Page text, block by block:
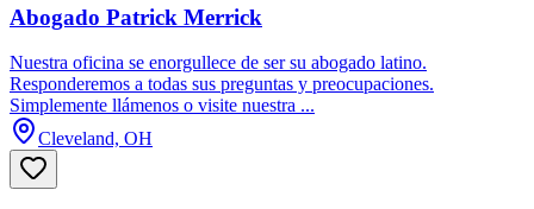
Abogado Patrick Merrick
Nuestra oficina se enorgullece de ser su abogado latino.
Responderemos a todas sus preguntas y preocupaciones.
Simplemente llámenos o visite nuestra ...
Cleveland, OH